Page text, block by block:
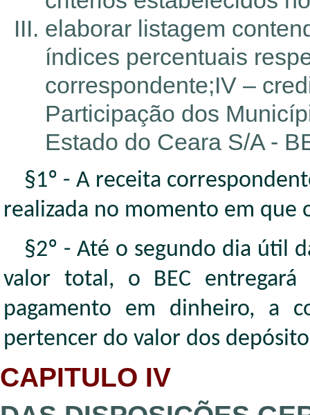
elaborar listagem
índices percentuais
correspondente;IV –
Participação dos
Estado do Ceara S/A -
§1º - A receita
realizada no momento em que
§2º - Até o segundo dia útil
valor total, o BEC
pagamento em dinheiro, a
pertencer do valor dos
CAPITULO IV